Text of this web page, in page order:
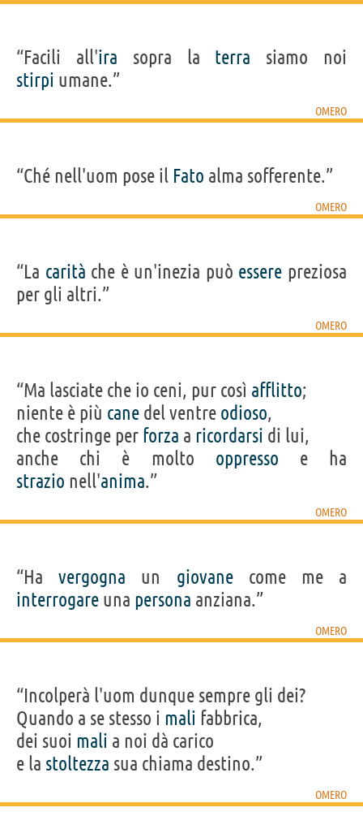
“Facili all'ira sopra la terra siamo noi
stirpi umane.”
OMERO
“Ché nell'uom pose il Fato alma sofferente.”
OMERO
“La carità che è un'inezia può essere preziosa
per gli altri.”
OMERO
“Ma lasciate che io ceni, pur così afflitto;
niente è più cane del ventre odioso,
che costringe per forza a ricordarsi di lui,
anche chi è molto oppresso e ha
strazio nell'anima.”
OMERO
“Havergogna un giovanecome me a
interrogare una persona anziana.”
OMERO
“Incolperà l'uom dunque sempre gli dei?
Quando a se stesso i mali fabbrica,
dei suoi mali a noi dà carico
e la stoltezza sua chiama destino.”
OMERO